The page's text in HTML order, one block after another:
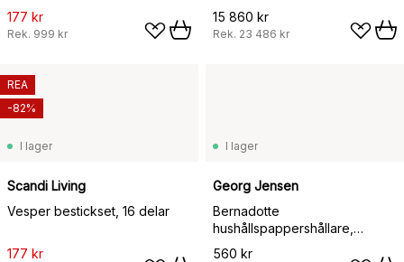
177 kr
Rek. 999 kr
15 860 kr
Rek. 23 486 kr
I lager
Scandi Living
Vesper bestickset, 16 delar
177 kr
REA
-82%
I lager
Georg Jensen
Bernadotte
hushållspappershållare,
Rostfritt stål
560 kr